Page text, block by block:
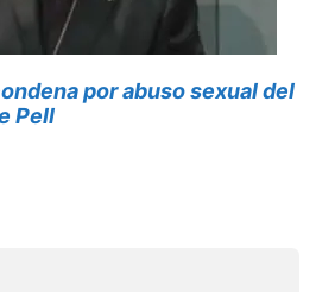
por abuso sexual del
Pell